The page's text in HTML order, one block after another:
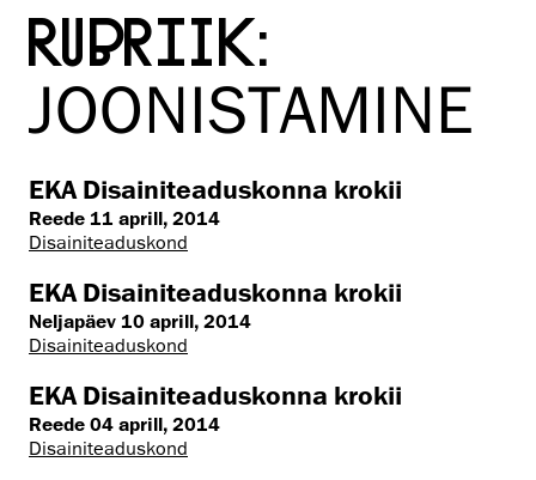
RUBRIIK:
JOONISTAMINE
EKA Disainiteaduskonna krokii
Reede 11 aprill, 2014
Disaini­­teaduskond
EKA Disainiteaduskonna krokii
Neljapäev 10 aprill, 2014
Disaini­­teaduskond
EKA Disainiteaduskonna krokii
Reede 04 aprill, 2014
Disaini­­teaduskond